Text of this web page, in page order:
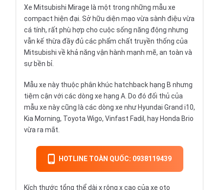
Xe Mitsubishi Mirage là một trong những mẫu xe
compact hiện đại. Sở hữu diện mạo vừa sành điệu vừa
cá tính, rất phù hợp cho cuộc sống năng động nhưng
vẫn kế thừa đầy đủ các phẩm chất truyền thống của
Mitsubishi về khả năng vận hành mạnh mẽ, an toàn và
sự bền bỉ.
Mẫu xe này thuộc phân khúc hatchback hạng B nhưng
tiệm cận với các dòng xe hạng A. Do đó đối thủ của
mẫu xe này cũng là các dòng xe như Hyundai Grand i10,
Kia Morning, Toyota Wigo, Vinfast Fadil , hay Honda Brio
vừa ra mắt.
HOTLINE TOÀN QUỐC: 0938119439
Kích thước tổng thể dài x rộng x cao của xe oto